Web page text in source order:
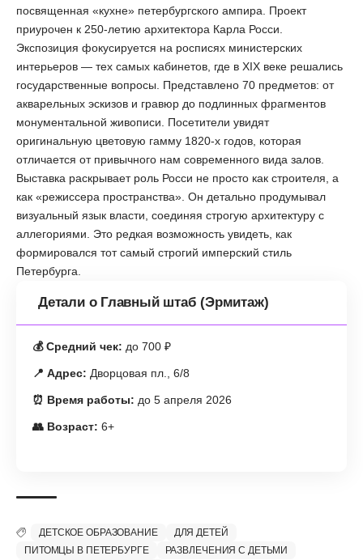
посвященная «кухне» петербургского ампира. Проект
приурочен к 250-летию архитектора Карла Росси.
Экспозиция фокусируется на росписях министерских
интерьеров — тех самых кабинетов, где в XIX веке решались
государственные вопросы. Представлено 70 предметов: от
акварельных эскизов и гравюр до подлинных фрагментов
монументальной живописи. Посетители увидят
оригинальную цветовую гамму 1820-х годов, которая
отличается от привычного нам современного вида залов.
Выставка раскрывает роль Росси не просто как строителя, а
как «режиссера пространства». Он детально продумывал
визуальный язык власти, соединяя строгую архитектуру с
аллегориями. Это редкая возможность увидеть, как
формировался тот самый строгий имперский стиль
Петербурга.
Детали о Главный штаб (Эрмитаж)
💰 Средний чек: до 700 ₽
📍 Адрес: Дворцовая пл., 6/8
⏰ Время работы: до 5 апреля 2026
👥 Возраст: 6+
ДЕТСКОЕ ОБРАЗОВАНИЕ
ДЛЯ ДЕТЕЙ
ПИТОМЦЫ В ПЕТЕРБУРГЕ
РАЗВЛЕЧЕНИЯ С ДЕТЬМИ